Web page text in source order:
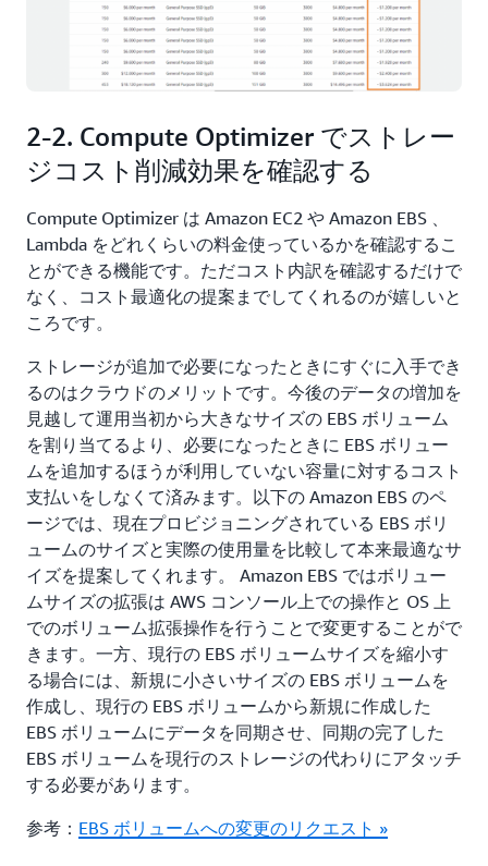
2-2. Compute Optimizer でストレー
ジコスト削減効果を確認する
Compute Optimizer は Amazon EC2 や Amazon EBS 、
Lambda をどれくらいの料金使っているかを確認するこ
とができる機能です。ただコスト内訳を確認するだけで
なく、コスト最適化の提案までしてくれるのが嬉しいと
ころです。
ストレージが追加で必要になったときにすぐに入手でき
るのはクラウドのメリットです。今後のデータの増加を
見越して運用当初から大きなサイズの EBS ボリューム
を割り当てるより、必要になったときに EBS ボリュー
ムを追加するほうが利用していない容量に対するコスト
支払いをしなくて済みます。以下の Amazon EBS のペ
ージでは、現在プロビジョニングされている EBS ボリ
ュームのサイズと実際の使用量を比較して本来最適なサ
イズを提案してくれます。 Amazon EBS ではボリュー
ムサイズの拡張は AWS コンソール上での操作と OS 上
でのボリューム拡張操作を行うことで変更することがで
きます。一方、現行の EBS ボリュームサイズを縮小す
る場合には、新規に小さいサイズの EBS ボリュームを
作成し、現行の EBS ボリュームから新規に作成した
EBS ボリュームにデータを同期させ、同期の完了した
EBS ボリュームを現行のストレージの代わりにアタッチ
する必要があります。
参考： EBS ボリュームへの変更のリクエスト »